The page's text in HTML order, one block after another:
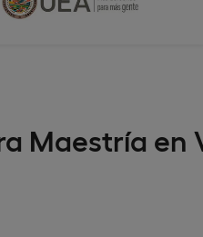
Maestría en